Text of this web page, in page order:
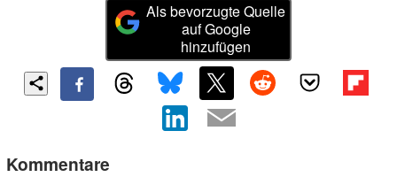
Als bevorzugte Quelle
auf Google
hinzufügen
Kommentare